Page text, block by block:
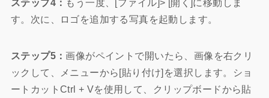
ステップ4： もう一度、[ファイル]> [開く]に移動しま
す。次に、ロゴを追加する写真を起動します。
ステップ5：画像がペイントで開いたら、画像を右クリ
ックして、メニューから[貼り付け]を選択します。ショ
ートカットCtrl + Vを使用して、クリップボードから貼